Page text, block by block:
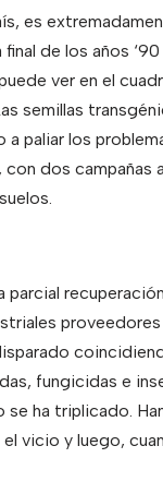
es
de los años
ver en el
semillas
paliar los
dos campañas
parcial
fungicidas e
ha triplicado.
vicio y luego,